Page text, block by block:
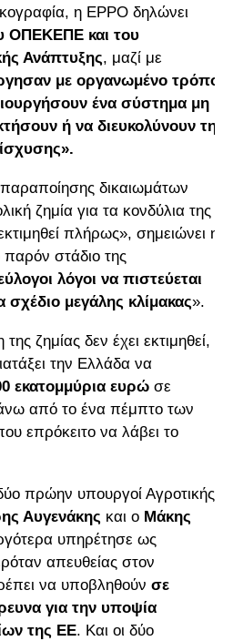
η EPPO δηλώνει
ΟΠΕΚΕΠΕ και του
Ανάπτυξης, μαζί με
με οργανωμένο τρόπο
ένα σύστημα μη
ή να διευκολύνουν τη
δικαιωμάτων
ζημία για τα κονδύλια της
πλήρως», σημειώνει η
στάδιο της
λόγοι να πιστεύεται
σχέδιο μεγάλης κλίμακας».
ζημίας δεν έχει εκτιμηθεί,
την Ελλάδα να
εκατομμύρια ευρώ σε
από το ένα πέμπτο των
επρόκειτο να λάβει το
πρώην υπουργοί Αγροτικής
Αυγενάκης και ο Μάκης
υπηρέτησε ως
απευθείας στον
να υποβληθούν σε
για την υποψία
της ΕΕ. Και οι δύο